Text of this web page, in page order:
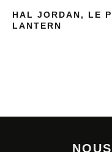
HAL JORDAN, LE
LANTERN